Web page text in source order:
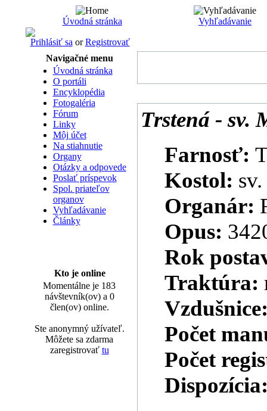
Úvodná stránka Vyhľadávanie
Prihlásiť sa orRegistrovať
Navigačné menu
Úvodná stránka
O portáli
Encyklopédia
Fotogaléria
Fórum
Linky
Môj účet
Na stiahnutie
Organy
Otázky a odpovede
Poslať príspevok
Spol. priateľov
organov
Vyhľadávanie
Články
Kto je online
Momentálne je 183
návštevník(ov) a 0
člen(ov) online.
Ste anonymný užívateľ.
Môžete sa zdarma
zaregistrovať tu
Trstená - sv.
Farnosť:
Kostol:
Organár:
Opus:
Rok
Traktúra:
Počet
Počet